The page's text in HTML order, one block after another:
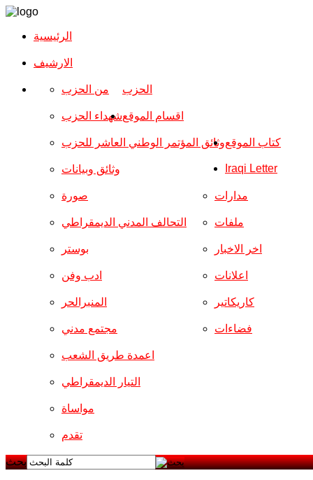
الرئيسية
الارشیف
الحزب من الحزب
شهداء الحزب
وثائق المؤتمر الوطني العاشر للحزب
وثائق وبيانات
اقسام الموقع
صورة
التحالف المدني الديمقراطي
بوستر
ادب وفن
المنبرالحر
مجتمع مدني
مدارات
ملفات
اخر الاخبار
اعلانات
كاريكاتير
فضاءات
اعمدة طريق الشعب
التيار الديمقراطي
مواساة
تقدم
كتاب الموقع
Iraqi Letter
بحث